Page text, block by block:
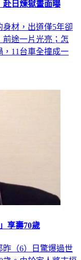
日煉獄畫面曝
材，出道僅5年卻
途一片光亮；怎
11台車全撞成一
享壽70歲
（6）日驚爆過世